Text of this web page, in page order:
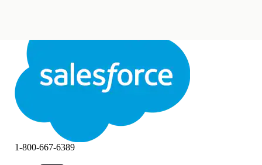
Schließen
1-800-667-6389